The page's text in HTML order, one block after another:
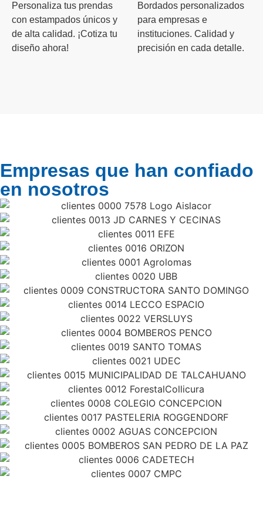
Personaliza tus prendas
con estampados únicos y
de alta calidad. ¡Cotiza tu
diseño ahora!
Bordados personalizados
para empresas e
instituciones. Calidad y
precisión en cada detalle.
Empresas que han confiado
en nosotros